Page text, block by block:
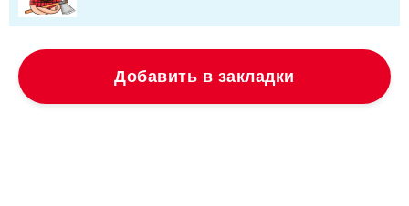
Добавить в закладки